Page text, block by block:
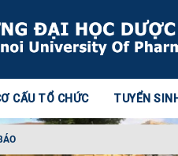
CẤU TỔ CHỨC TUYỂN